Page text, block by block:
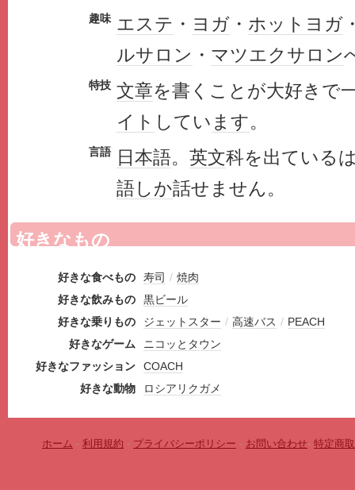
趣味 エステ ・ ヨガ ・ ホットヨガ
ルサロン ・ マツエク サロン
特技 文章を書くことが大好きで
イト してい ます。
言語 日本語。 英文科を出ている
語しか話せません。
好きなもの
好きな食べもの 寿司 / 焼肉
好きな飲みもの
黒ビール
好きな乗りもの
ジェットスター / 高速バス / PEACH
好きなゲーム
ニコッとタウン
好きなファッション
COACH
好きな動物
ロシアリクガメ
ホーム - 利用規約 - プライバシーポリシー - お問い合わせ- 特定商